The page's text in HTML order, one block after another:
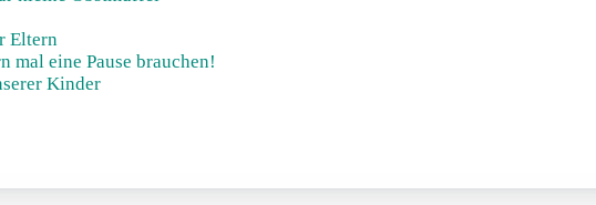
Eltern
mal eine Pause brauchen!
Kinder